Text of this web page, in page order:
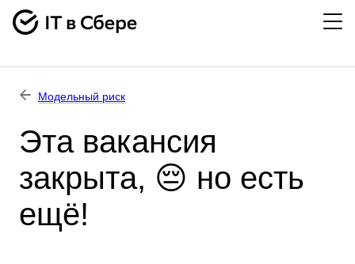
Модельный риск
Эта вакансия
закрыта, 😔 но есть
ещё!